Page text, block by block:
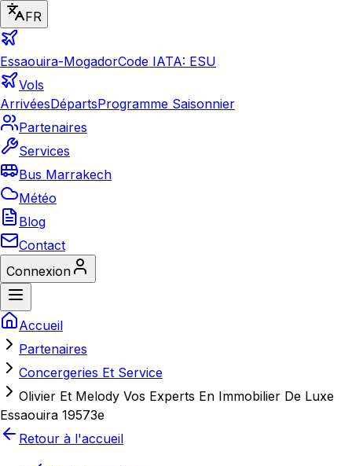
FR
Essaouira-MogadorCode IATA: ESU
Vols
ArrivéesDépartsProgramme Saisonnier
Partenaires
Services
Bus Marrakech
Météo
Blog
Contact
Connexion
Accueil
Partenaires
Concergeries Et Service
Olivier Et Melody Vos Experts En Immobilier De Luxe
Essaouira 19573e
Retour à l'accueil